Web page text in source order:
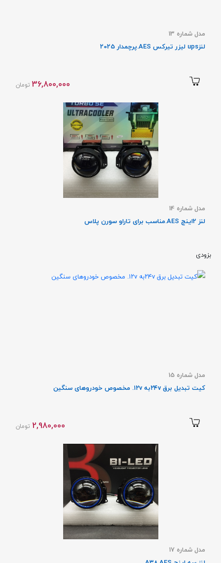
مدل شماره 13
لنزups لیزر تیرکس AES.پرچمدار 2025
36,800,000 تومان
مدل شماره 14
لنز 2اینچ AES.مناسب برای تاراو سورن پلاس
بزودی
مدل شماره 15
کیت تبدیل برق ۲۴vبه ۱۲v. مخصوص خودروهای سنگین
2,980,000 تومان
مدل شماره 17